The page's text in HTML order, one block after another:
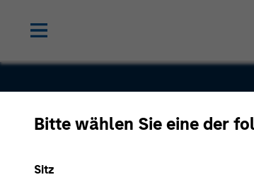
Bitte wählen Sie eine der
Sitz